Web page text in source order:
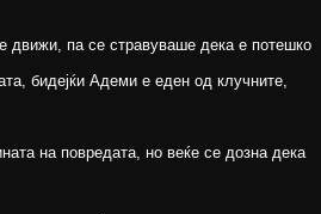
па се стравуваше дека е потешко
бидејќи Адеми е еден од клучните,
на повредата, но веќе се дозна дека